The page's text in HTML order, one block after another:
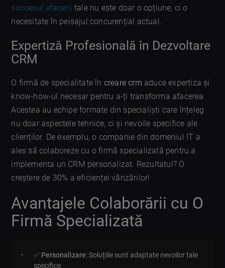
succesul afacerii tale nu este doar o opțiune, ci o
necesitate în peisajul concurențial actual.
Expertiză Profesională în Dezvoltare
CRM
O firmă de specialitate în creare crm aduce expertiza și
know-how-ul necesar pentru a-ți transforma afacerea.
Acestea au echipe formate din specialiști care înțeleg
nu doar aspectele tehnice, ci și nevoile specifice ale
clienților. De exemplu, o companie din domeniul IT a
ales să colaboreze cu o firmă specializată pentru a
implementa un CRM personalizat. Rezultatul? O
creștere de 30% a eficienței vânzărilor!
Avantajele Colaborării cu O
Firmă Specializată
✅ Personalizare: Soluțiile sunt adaptate nevoilor tale
specifice.